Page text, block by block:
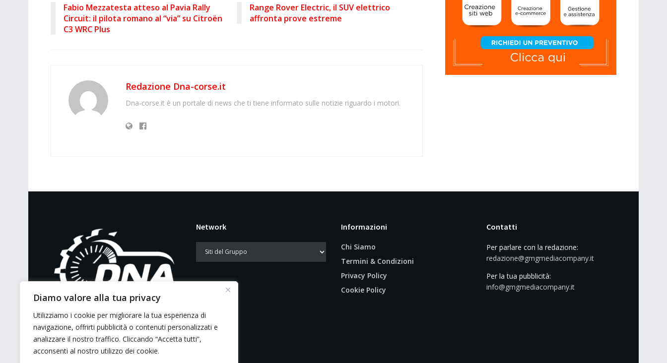
Diamo valore alla tua privacy
Utilizziamo i cookie per migliorare la tua esperienza di
navigazione, offrirti pubblicità o contenuti personalizzati e
analizzare il nostro traffico. Cliccando “Accetta tutti”,
acconsenti al nostro utilizzo dei cookie.
Fabio Mezzatesta atteso al Pavia Rally
Circuit: il pilota romano al “via” su Citroën
C3 WRC Plus
Range Rover Electric, il SUV elettrico
affronta prove estreme
Redazione Dna-corse.it
Dna-corse.it è un portale di news che ti tiene informato sulle notizie riguardo i motori.
E’ un portale di news ai sensi del D.L.
7/5/2001 n. 62
Network Informazioni
Chi Siamo
Termini & Condizioni
Privacy Policy
Cookie Policy
Contatti
Per parlare con la redazione:
redazione@gmgmediacompany.it
Per la tua pubblicità:
info@gmgmediacompany.it